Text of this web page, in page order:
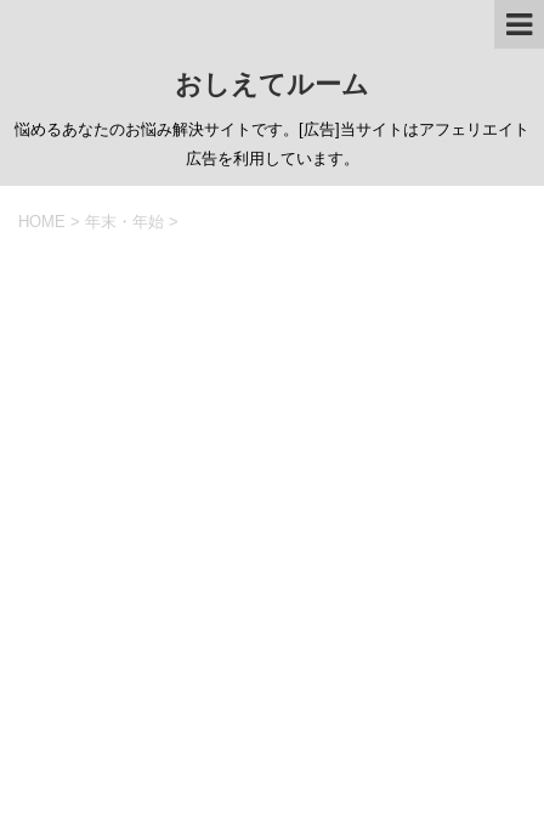
おしえてルーム
悩めるあなたのお悩み解決サイトです。[広告]当サイトはアフェリエイト
広告を利用しています。
HOME > 年末・年始 >